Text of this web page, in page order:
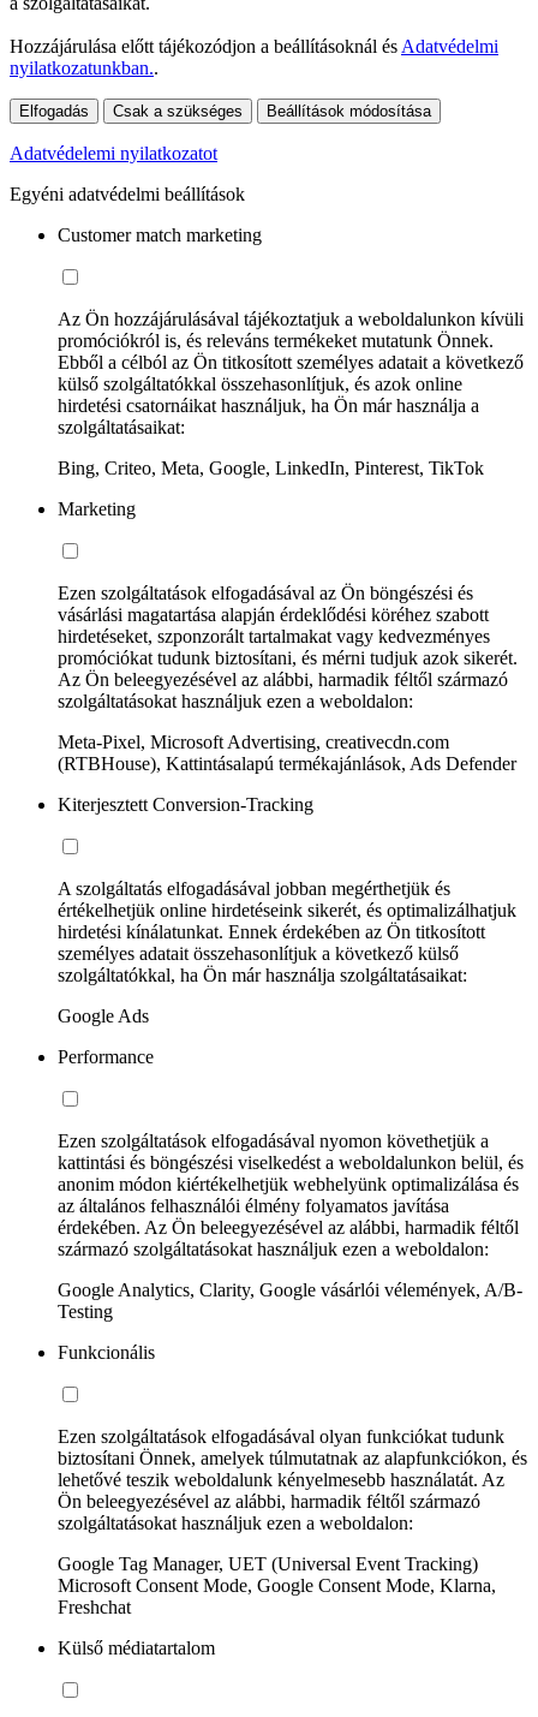
Hozzájárulása előtt tájékozódjon a beállításoknál és Adatvédelmi
nyilatkozatunkban..
Elfogadás Csak a szükséges Beállítások módosítása
Adatvédelemi nyilatkozatot
Egyéni adatvédelmi beállítások
Customer match marketing
Az Ön hozzájárulásával tájékoztatjuk a weboldalunkon kívüli
promóciókról is, és releváns termékeket mutatunk Önnek.
Ebből a célból az Ön titkosított személyes adatait a következő
külső szolgáltatókkal összehasonlítjuk, és azok online
hirdetési csatornáikat használjuk, ha Ön már használja a
szolgáltatásaikat:
Bing, Criteo, Meta, Google, LinkedIn, Pinterest, TikTok
Marketing
Ezen szolgáltatások elfogadásával az Ön böngészési és
vásárlási magatartása alapján érdeklődési köréhez szabott
hirdetéseket, szponzorált tartalmakat vagy kedvezményes
promóciókat tudunk biztosítani, és mérni tudjuk azok sikerét.
Az Ön beleegyezésével az alábbi, harmadik féltől származó
szolgáltatásokat használjuk ezen a weboldalon:
Meta-Pixel, Microsoft Advertising, creativecdn.com
(RTBHouse), Kattintásalapú termékajánlások, Ads Defender
Kiterjesztett Conversion-Tracking
A szolgáltatás elfogadásával jobban megérthetjük és
értékelhetjük online hirdetéseink sikerét, és optimalizálhatjuk
hirdetési kínálatunkat. Ennek érdekében az Ön titkosított
személyes adatait összehasonlítjuk a következő külső
szolgáltatókkal, ha Ön már használja szolgáltatásaikat:
Google Ads
Performance
Ezen szolgáltatások elfogadásával nyomon követhetjük a
kattintási és böngészési viselkedést a weboldalunkon belül, és
anonim módon kiértékelhetjük webhelyünk optimalizálása és
az általános felhasználói élmény folyamatos javítása
érdekében. Az Ön beleegyezésével az alábbi, harmadik féltől
származó szolgáltatásokat használjuk ezen a weboldalon:
Google Analytics, Clarity, Google vásárlói vélemények, A/B-
Testing
Funkcionális
Ezen szolgáltatások elfogadásával olyan funkciókat tudunk
biztosítani Önnek, amelyek túlmutatnak az alapfunkciókon, és
lehetővé teszik weboldalunk kényelmesebb használatát. Az
Ön beleegyezésével az alábbi, harmadik féltől származó
szolgáltatásokat használjuk ezen a weboldalon:
Google Tag Manager, UET (Universal Event Tracking)
Microsoft Consent Mode, Google Consent Mode, Klarna,
Freshchat
Külső médiatartalom